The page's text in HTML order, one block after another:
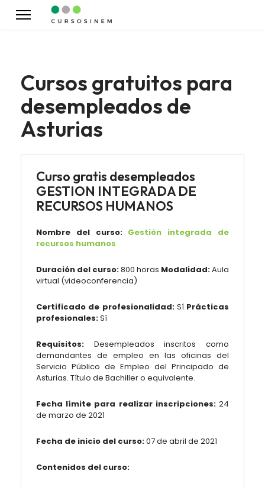
Cursos gratuitos para
desempleados de
Asturias
Curso gratis desempleados
GESTION INTEGRADA DE
RECURSOS HUMANOS
Nombre del curso: Gestión integrada de
recursos humanos
Duración del curso:800 horas Modalidad:Aula
virtual (videoconferencia)
Certificado de profesionalidad:Sí Prácticas
profesionales:Sí
Requisitos: Desempleados inscritos como
demandantes de empleo en las oficinas del
Servicio Público de Empleo del Principado de
Asturias. Título de Bachiller o equivalente.
Fecha límite para realizar inscripciones:24
de marzo de 2021
Fecha de inicio del curso:07 de abril de 2021
Contenidos del curso: